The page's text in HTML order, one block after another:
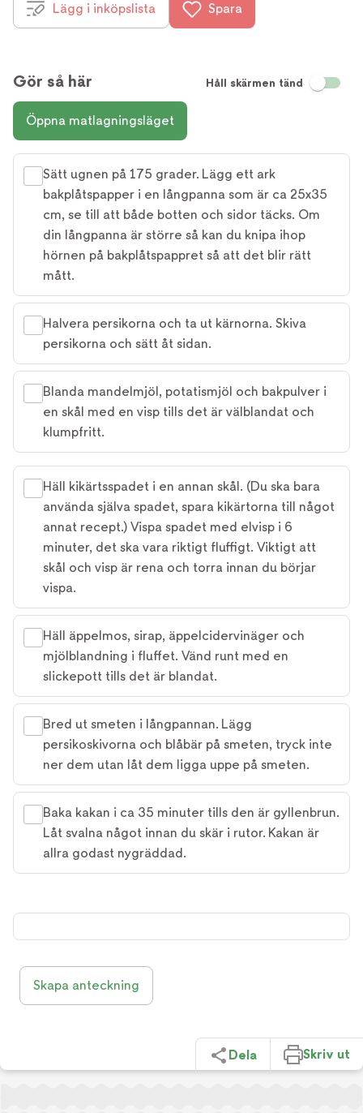
Lägg i inköpslista Spara
Gör så här Håll skärmen tänd
Öppna matlagningsläget
Sätt ugnen på 175 grader. Lägg ett ark
bakplåtspapper i en långpanna som är ca 25x35
cm, se till att både botten och sidor täcks. Om
din långpanna är större så kan du knipa ihop
hörnen på bakplåtspappret så att det blir rätt
mått.
Halvera persikorna och ta ut kärnorna. Skiva
persikorna och sätt åt sidan.
Blanda mandelmjöl, potatismjöl och bakpulver i
en skål med en visp tills det är välblandat och
klumpfritt.
Häll kikärtsspadet i en annan skål. (Du ska bara
använda själva spadet, spara kikärtorna till något
annat recept.) Vispa spadet med elvisp i 6
minuter, det ska vara riktigt fluffigt. Viktigt att
skål och visp är rena och torra innan du börjar
vispa.
Häll äppelmos, sirap, äppelcidervinäger och
mjölblandning i fluffet. Vänd runt med en
slickepott tills det är blandat.
Bred ut smeten i långpannan. Lägg
persikoskivorna och blåbär på smeten, tryck inte
ner dem utan låt dem ligga uppe på smeten.
Baka kakan i ca 35 minuter tills den är gyllenbrun.
Låt svalna något innan du skär i rutor. Kakan är
allra godast nygräddad.
Skapa anteckning
Dela Skriv ut